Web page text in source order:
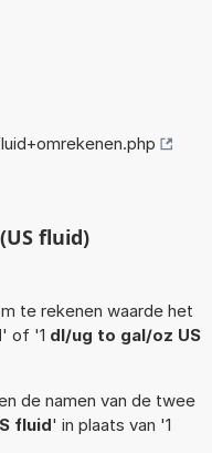
fluid)
te rekenen waarde het
' of '1 dl/ug to gal/oz US
de namen van de twee
fluid' in plaats van '1